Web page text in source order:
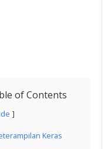
of Contents
Keras